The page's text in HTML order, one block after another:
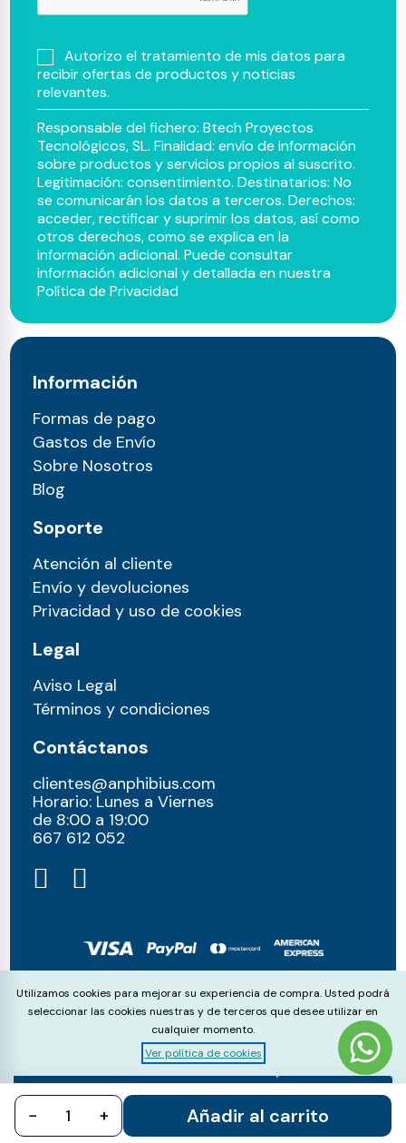
− + Añadir al carrito
Autorizo el tratamiento de mis datos para
recibir ofertas de productos y noticias
relevantes.
Responsable del fichero: Btech Proyectos
Tecnológicos, SL. Finalidad: envío de información
sobre productos y servicios propios al suscrito.
Legitimación: consentimiento. Destinatarios: No
se comunicarán los datos a terceros. Derechos:
acceder, rectificar y suprimir los datos, así como
otros derechos, como se explica en la
información adicional. Puede consultar
información adicional y detallada en nuestra
Política de Privacidad
Información
Formas de pago
Gastos de Envío
Sobre Nosotros
Blog
Soporte
Atención al cliente
Envío y devoluciones
Privacidad y uso de cookies
Legal
Aviso Legal
Términos y condiciones
Contáctanos
clientes@anphibius.com
Horario: Lunes a Viernes
de 8:00 a 19:00
667 612 052​
© anphibius, 2026
Pago 100% seguros con:
Cookie Consent
Utilizamos cookies para mejorar su experiencia de compra. Usted podrá
seleccionar las cookies nuestras y de terceros que desee utilizar en
cualquier momento.
Ver política de cookies
Aceptar
todo
Rechazar
todo
Configurar
cookies